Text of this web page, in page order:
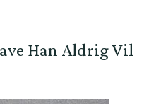
Han Aldrig Vil